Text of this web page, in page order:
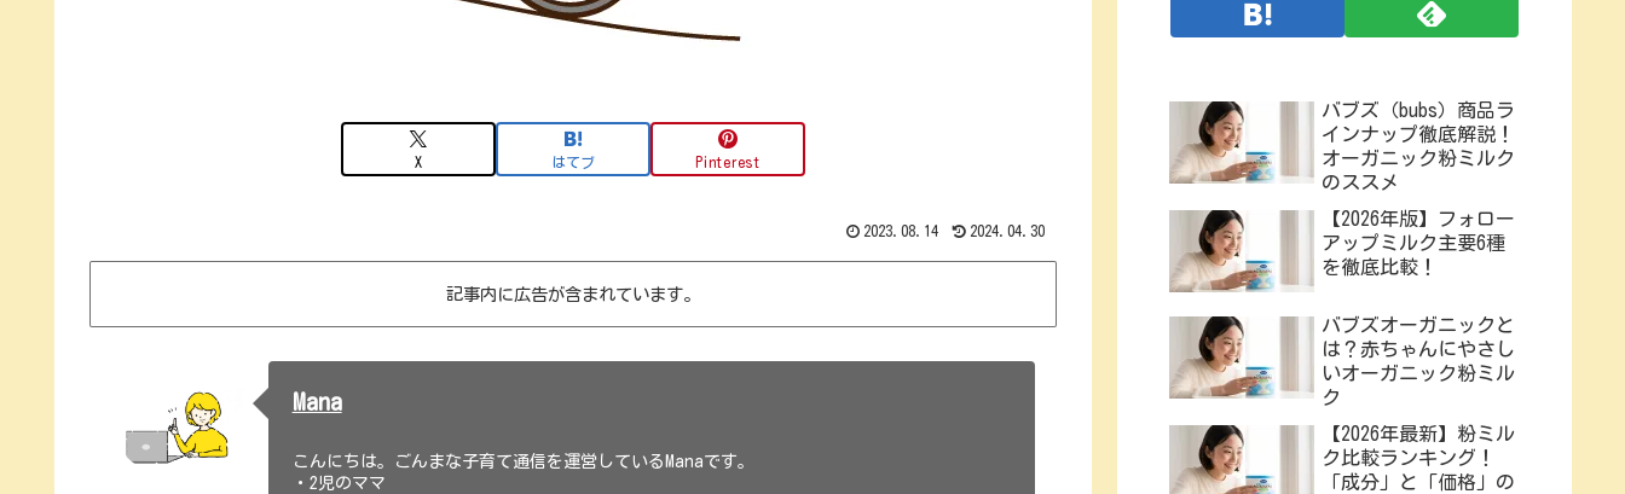
X はてブ Pinterest
2023.08.14 2024.04.30
記事内に広告が含まれています。
Mana
こんにちは。ごんまな子育て通信を運営しているManaです。
・2児のママ
バブズ（bubs）商品ラ
インナップ徹底解説！
オーガニック粉ミルク
のススメ
【2026年版】フォロー
アップミルク主要6種
を徹底比較！
バブズオーガニックと
は？赤ちゃんにやさし
いオーガニック粉ミル
ク
【2026年最新】粉ミル
ク比較ランキング！
「成分」と「価格」の